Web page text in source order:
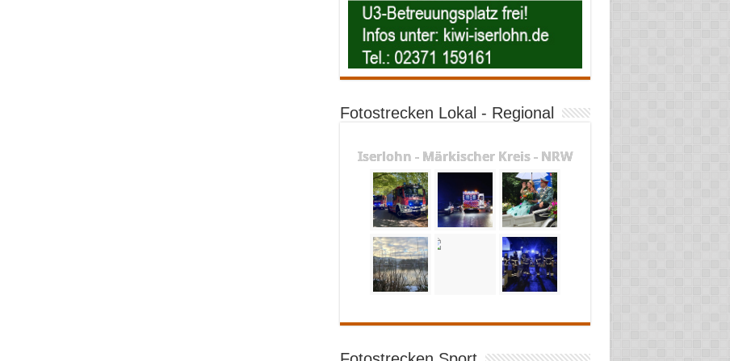
Fotostrecken Lokal - Regional
Iserlohn - Märkischer Kreis - NRW